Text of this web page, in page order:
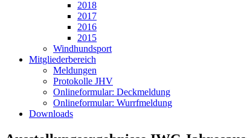
2018
2017
2016
2015
Windhundsport
Mitgliederbereich
Meldungen
Protokolle JHV
Onlineformular: Deckmeldung
Onlineformular: Wurrfmeldung
Downloads